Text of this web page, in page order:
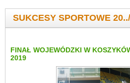
SUKCESY SPORTOWE
FINAŁ WOJEWÓDZKI W
2019